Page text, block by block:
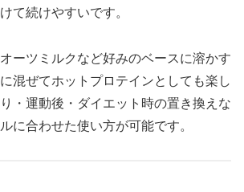
て続けやすいです。
ーツミルクなど好みのベースに溶かす
混ぜてホットプロテインとしても楽し
・運動後・ダイエット時の置き換えな
に合わせた使い方が可能です。